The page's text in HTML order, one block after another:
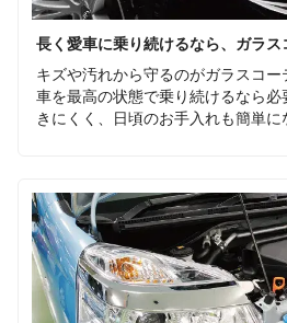
長く愛車に乗り続けるなら、ガラ
キズや汚れから守るのがガラスコ
車を最高の状態で乗り続けるなら
きにくく、日頃のお手入れも簡単に